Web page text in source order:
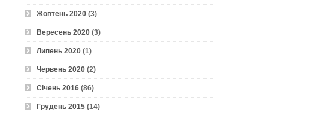
Жовтень 2020 (3)
Вересень 2020 (3)
Липень 2020 (1)
Червень 2020 (2)
Січень 2016 (86)
Грудень 2015 (14)